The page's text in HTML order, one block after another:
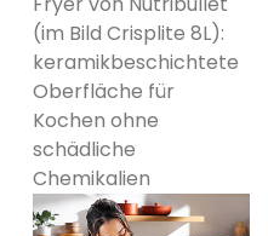
(im Bild Crisplite 8L):
keramikbeschichtete
Oberfläche für
Kochen ohne
schädliche
Chemikalien